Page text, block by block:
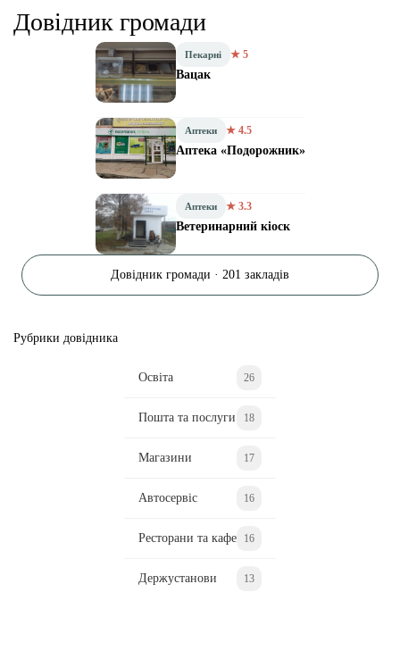
Довідник громади
Пекарні ★ 5
Вацак
Аптеки ★ 4.5
Аптека «Подорожник»
Аптеки ★ 3.3
Ветеринарний кіоск
Довідник громади · 201 закладів
Рубрики довідника
Освіта 26
Пошта та послуги 18
Магазини 17
Автосервіс 16
Ресторани та кафе 16
Держустанови 13